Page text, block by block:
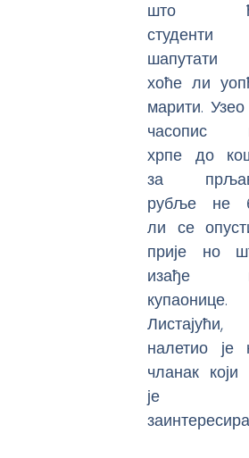
што
студенти
хоће ли
марити. Узео
часопис
хрпе до
за
рубље не
ли се
прије но
изађе
купаонице.
Листајући,
налетио је
чланак који
је